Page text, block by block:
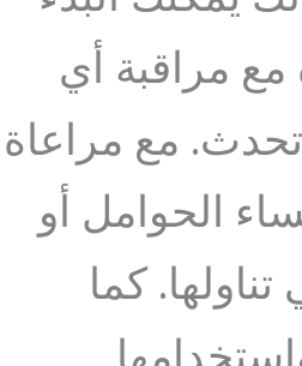
مراقبة أي
تحدث. مع مراعاة
الحوامل أو
كما